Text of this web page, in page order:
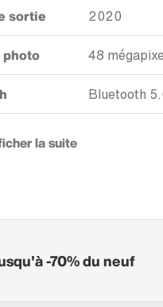
sortie 2020
48
Bluetooth
-70% du neuf